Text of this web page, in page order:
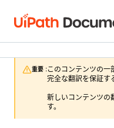
重要 :このコンテンツの一
完全な翻訳を保証す
新しいコンテンツの
す。